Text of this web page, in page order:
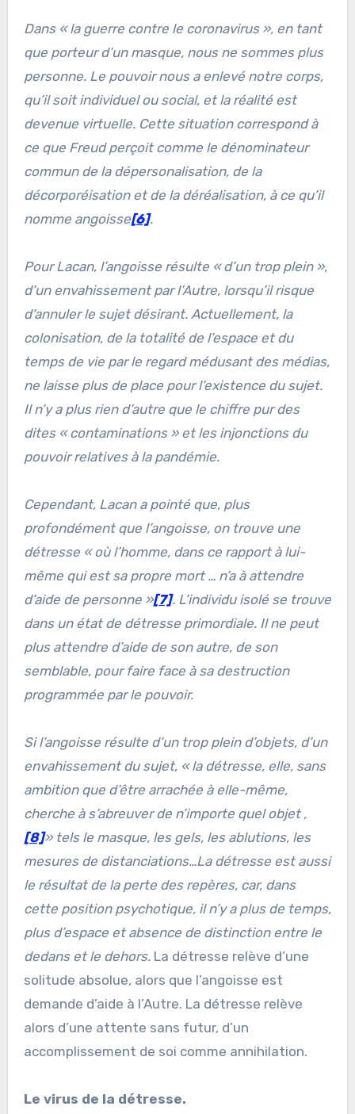
Dans «la guerre contre le coronavirus », en tant
que porteur d’un masque, nous ne sommes plus
personne. Le pouvoir nous a enlevé notre corps,
qu’il soit individuel ou social, et la réalité est
devenue virtuelle. Cette situation correspond à
ce que Freud perçoit comme le dénominateur
commun de la dépersonalisation, de la
décorporéisation et de la déréalisation, à ce qu’il
nomme angoisse[6].
Pour Lacan, l’angoisse résulte «d’un trop plein »,
d’un envahissement par l’Autre, lorsqu’il risque
d’annuler le sujet désirant. Actuellement, la
colonisation, de la totalité de l’espace et du
temps de vie par le regard médusant des médias,
ne laisse plus de place pour l’existence du sujet.
Il n’y a plus rien d’autre que le chiffre pur des
dites «contaminations» et les injonctions du
pouvoir relatives à la pandémie.
Cependant, Lacan a pointé que, plus
profondément que l’angoisse, on trouve une
détresse «où l’homme, dans ce rapport à lui-
même qui est sa propre mort … n’a à attendre
d’aide de personne »[7]. L’individu isolé se trouve
dans un état de détresse primordiale. Il ne peut
plus attendre d’aide de son autre, de son
semblable, pour faire face à sa destruction
programmée par le pouvoir.
Si l’angoisse résulte d’un trop plein d’objets, d’un
envahissement du sujet, «la détresse, elle, sans
ambition que d’être arrachée à elle-même,
cherche à s’abreuver de n’importe quel objet ,
[8]» tels le masque, les gels, les ablutions, les
mesures de distanciations…La détresse est aussi
le résultat de la perte des repères, car, dans
cette position psychotique, il n’y a plus de temps,
plus d’espace et absence de distinction entre le
dedans et le dehors. La détresse relève d’une
solitude absolue, alors que l’angoisse est
demande d’aide à l’Autre. La détresse relève
alors d’une attente sans futur, d’un
accomplissement de soi comme annihilation.
Le virus de la détresse.